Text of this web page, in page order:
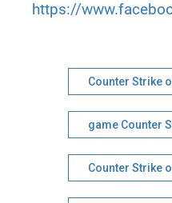
https://
Counter Strike
game Counter
Counter Strike